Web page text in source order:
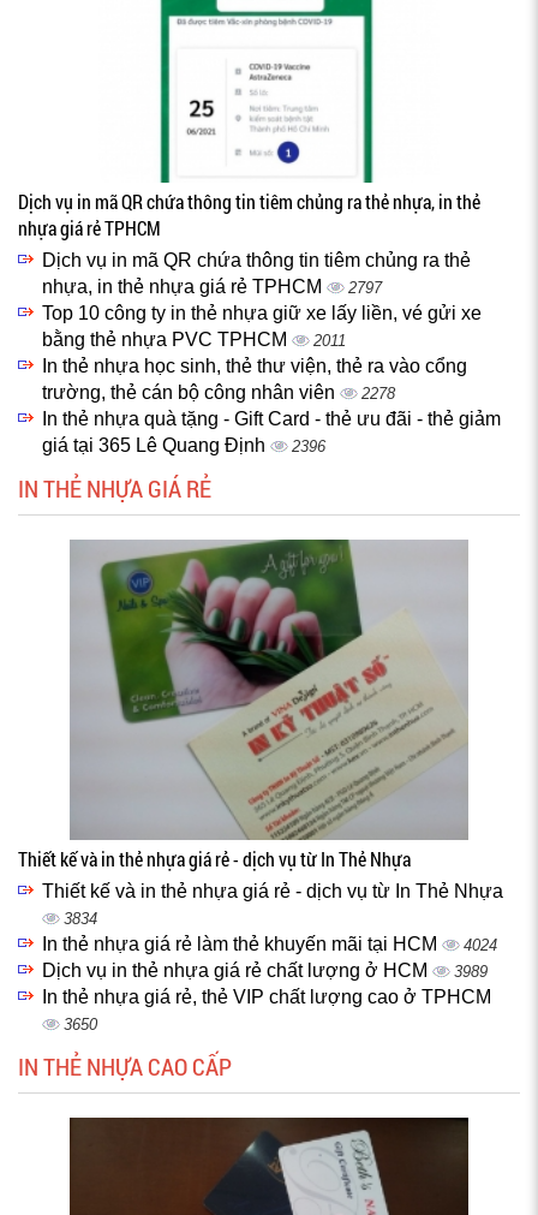
Dịch vụ in mã QR chứa thông tin tiêm chủng ra thẻ nhựa, in thẻ
nhựa giá rẻ TPHCM
Dịch vụ in mã QR chứa thông tin tiêm chủng ra thẻ
nhựa, in thẻ nhựa giá rẻ TPHCM
2797
Top 10 công ty in thẻ nhựa giữ xe lấy liền, vé gửi xe
bằng thẻ nhựa PVC TPHCM
2011
In thẻ nhựa học sinh, thẻ thư viện, thẻ ra vào cổng
trường, thẻ cán bộ công nhân viên
2278
In thẻ nhựa quà tặng - Gift Card - thẻ ưu đãi - thẻ giảm
giá tại 365 Lê Quang Định
2396
IN THẺ NHỰA GIÁ RẺ
Thiết kế và in thẻ nhựa giá rẻ - dịch vụ từ In Thẻ Nhựa
Thiết kế và in thẻ nhựa giá rẻ - dịch vụ từ In Thẻ Nhựa
3834
In thẻ nhựa giá rẻ làm thẻ khuyến mãi tại HCM 4024
Dịch vụ in thẻ nhựa giá rẻ chất lượng ở HCM 3989
In thẻ nhựa giá rẻ, thẻ VIP chất lượng cao ở TPHCM
3650
IN THẺ NHỰA CAO CẤP